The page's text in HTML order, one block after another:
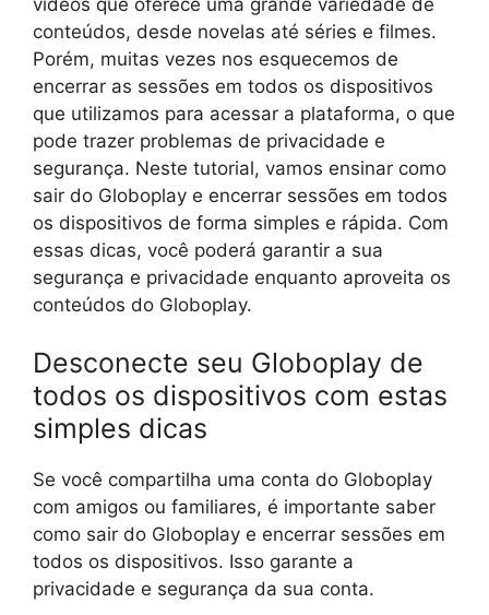
conteúdos, desde novelas até séries e filmes.
Porém, muitas vezes nos esquecemos de
encerrar as sessões em todos os dispositivos
que utilizamos para acessar a plataforma, o que
pode trazer problemas de privacidade e
segurança. Neste tutorial, vamos ensinar como
sair do Globoplay e encerrar sessões em todos
os dispositivos de forma simples e rápida. Com
essas dicas, você poderá garantir a sua
segurança e privacidade enquanto aproveita os
conteúdos do Globoplay.
Desconecte seu Globoplay de
todos os dispositivos com estas
simples dicas
Se você compartilha uma conta do Globoplay
com amigos ou familiares, é importante saber
como sair do Globoplay e encerrar sessões em
todos os dispositivos. Isso garante a
privacidade e segurança da sua conta.